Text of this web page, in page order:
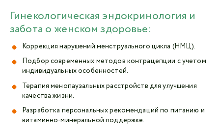
Гинекологическая эндокринология и
забота о женском здоровье:
Коррекция нарушений менструального цикла (НМЦ).
Подбор современных методов контрацепции с учетом
индивидуальных особенностей.
Терапия менопаузальных расстройств для улучшения
качества жизни.
Разработка персональных рекомендаций по питанию и
витаминно-минеральной поддержке.